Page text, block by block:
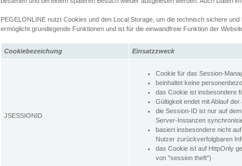
PEGELONLINE nutzt Cookies und den Local Storage, um die technisch sichere
ermöglicht grundlegende Funktionen und ist für die einwandfreie Funktion der
Cookiebezeichung Einsatzzweck
JSESSIONID
Cookie für das Session-
beinhaltet keine
das Cookie ist insbesondere
Gültigkeit endet mit Ablauf der
die Session-ID ist nur auf
Server-Instanzen
basiert insbesondere nicht
Nutzer zurückverfolgbaren
das Cookie ist auf HttpOnly
von "session theft")